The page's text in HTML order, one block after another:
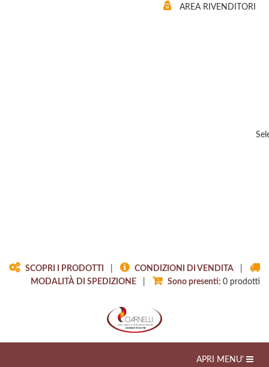
AREA RIVENDITORI
SCOPRI I PRODOTTI CONDIZIONI DI VENDITA
MODALITÀ DI SPEDIZIONE
Sono presenti: 0 prodotti
Toggle
APRI MENU'